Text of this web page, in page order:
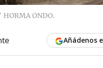
HORMA ONDO.
Añádenos